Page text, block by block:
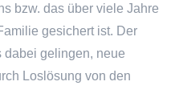
bzw. das über viele Jahre
gesichert ist. Der
dabei gelingen, neue
Loslösung von den